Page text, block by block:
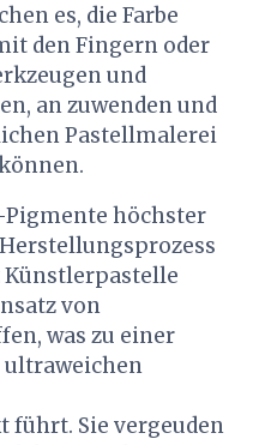
es, die Farbe
den Fingern oder
und
an zuwenden und
Pastellmalerei
höchster
Künstlerpastelle
von
was zu einer
führt. Sie vergeuden